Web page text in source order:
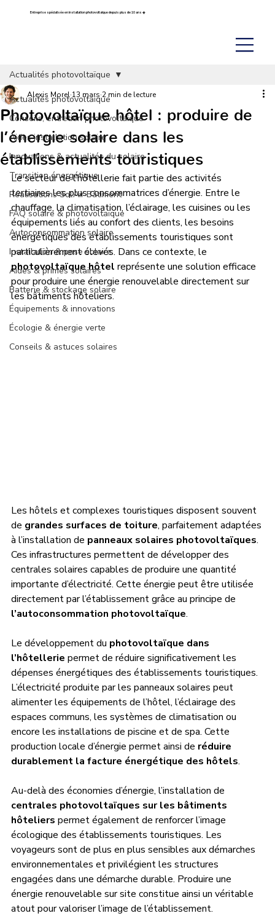
Entreprise spécialisée en installation photovoltaïque depuis plus de 10 ans ☀️
Actualités photovoltaïque
Conseils, entretien photovoltaïque
Aides installation solaire
Innovations & actualités du solaire
Transition énergétique
Réalisations Sol’Air Bâtiment
FAQ solaire & photovoltaïque
Autoconsommation solaire
Installation & pose solaire
Aides & primes solaires
Batterie & stockage solaire
Équipements & innovations
Écologie & énergie verte
Conseils & astuces solaires
Actualités photovoltaïque
Photovoltaïque hôtel : produire de
l’énergie solaire dans les
établissements touristiques
Alexis Morel 13 mars 2 min de lecture
Le secteur de l’hôtellerie fait partie des activités
tertiaires les plus consommatrices d’énergie. Entre le
chauffage, la climatisation, l’éclairage, les cuisines ou les
équipements liés au confort des clients, les besoins
énergétiques des établissements touristiques sont
particulièrement élevés. Dans ce contexte, le
photovoltaïque hôtel représente une solution efficace
pour produire une énergie renouvelable directement sur
les bâtiments hôteliers.
Les hôtels et complexes touristiques disposent souvent
de grandes surfaces de toiture, parfaitement adaptées
à l’installation de panneaux solaires photovoltaïques.
Ces infrastructures permettent de développer des
centrales solaires capables de produire une quantité
importante d’électricité. Cette énergie peut être utilisée
directement par l’établissement grâce au principe de
l’autoconsommation photovoltaïque.
Le développement du photovoltaïque dans
l’hôtellerie permet de réduire significativement les
dépenses énergétiques des établissements touristiques.
L’électricité produite par les panneaux solaires peut
alimenter les équipements de l’hôtel, l’éclairage des
espaces communs, les systèmes de climatisation ou
encore les installations de piscine et de spa. Cette
production locale d’énergie permet ainsi de réduire
durablement la facture énergétique des hôtels.
Au-delà des économies d’énergie, l’installation de
centrales photovoltaïques sur les bâtiments
hôteliers permet également de renforcer l’image
écologique des établissements touristiques. Les
voyageurs sont de plus en plus sensibles aux démarches
environnementales et privilégient les structures
engagées dans une démarche durable. Produire une
énergie renouvelable sur site constitue ainsi un véritable
atout pour valoriser l’image de l’établissement.